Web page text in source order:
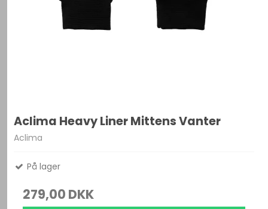
Aclima Heavy Liner Mittens Vanter
Aclima
På lager
279,00 DKK